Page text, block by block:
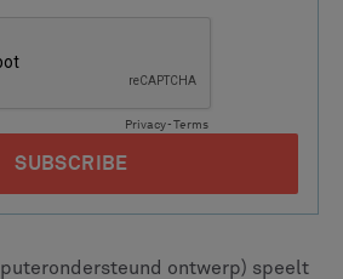
ontwerp) speelt